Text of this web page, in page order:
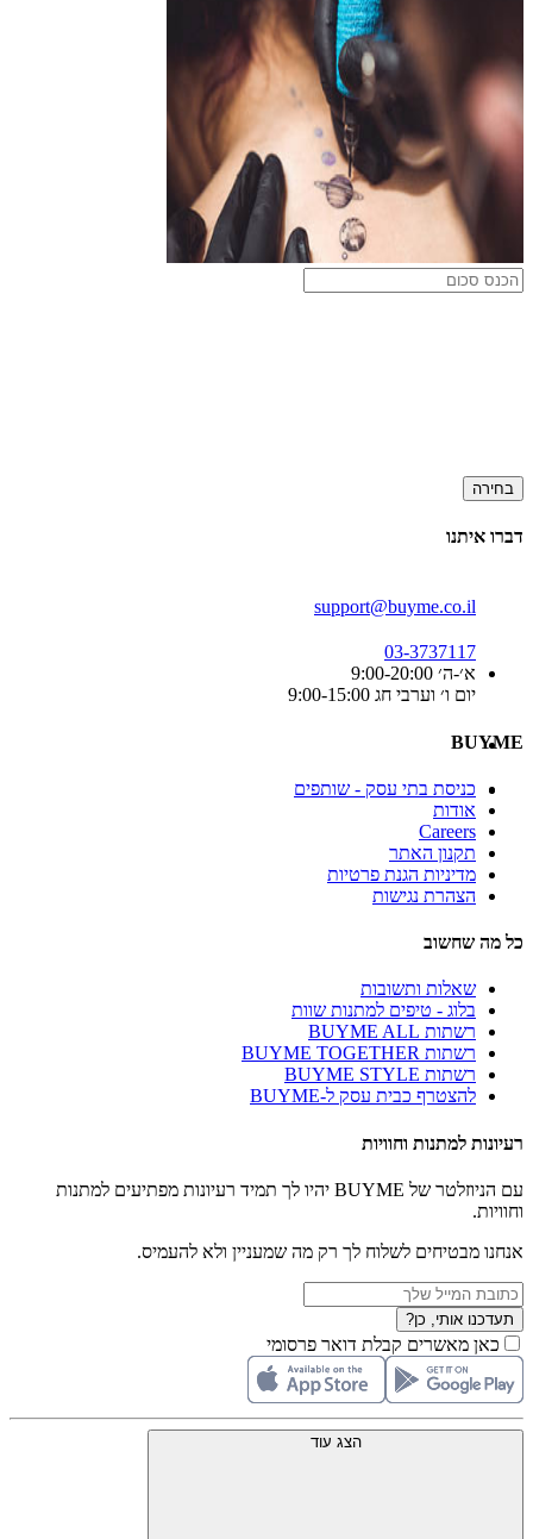
בחירה
דברו איתנו
support@buyme.co.il
03-3737117
א׳-ה׳ 9:00-20:00
יום ו׳ וערבי חג 9:00-15:00
BUYME
כניסת בתי עסק - שותפים
אודות
Careers
תקנון האתר
מדיניות הגנת פרטיות
הצהרת נגישות
כל מה שחשוב
שאלות ותשובות
בלוג - טיפים למתנות שוות
רשתות BUYME ALL
רשתות BUYME TOGETHER
רשתות BUYME STYLE
להצטרף כבית עסק ל-BUYME
רעיונות למתנות וחוויות
עם הניוזלטר של BUYME יהיו לך תמיד רעיונות מפתיעים למתנות
וחוויות.
אנחנו מבטיחים לשלוח לך רק מה שמעניין ולא להעמיס.
תעדכנו אותי, כן?
כאן מאשרים קבלת דואר פרסומי
הצג עוד